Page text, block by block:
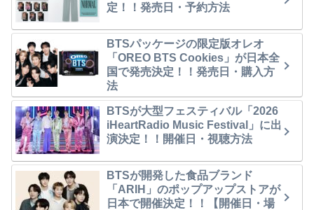
定！！発売日・予約方法
BTSパッケージの限定版オレオ
「OREO BTS Cookies」が日本全
国で発売決定！！発売日・購入方
法
BTSが大型フェスティバル「2026
iHeartRadio Music Festival」に出
演決定！！開催日・視聴方法
BTSが開発した食品ブランド
「ARIH」のポップアップストアが
日本で開催決定！！【開催日・場